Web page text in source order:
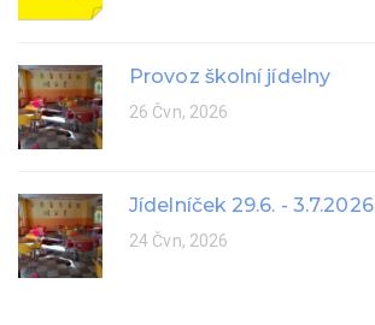
Provoz školní jídelny
26 Čvn, 2026
Jídelníček 29.6. - 3.7.2026
24 Čvn, 2026